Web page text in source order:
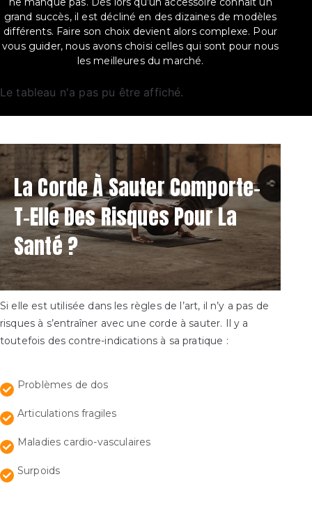
grand succès, il est décliné en des dizaines de modèles
différents. Faire son choix devient alors complexe. Pour
vous guider, nous avons choisi celles qui sont pour nous
les meilleures du marché.
Le tableau n'a pas pu être affiché.
La Corde À Sauter Comporte-
T-Elle Des Risques Pour La
Santé ?
Si elle est utilisée dans les règles de l’art, il n’y a pas de
risques à s’entraîner avec une corde à sauter. Il y a
toutefois des contre-indications à sa pratique :
Problèmes de dos
Articulations fragiles
Maladies cardio-vasculaires
Surpoids